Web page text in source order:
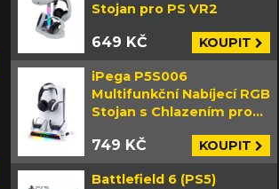
Stojan pro PS VR2
649 KČ KOUPIT
iPega P5S006
Multifunkční Nabíjecí RGB
Stojan s Chlazením pro
749 KČ KOUPIT
Battlefield 6 (PS5)